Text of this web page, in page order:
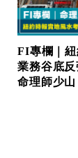
FI專欄｜
業務谷底反
命理師少山